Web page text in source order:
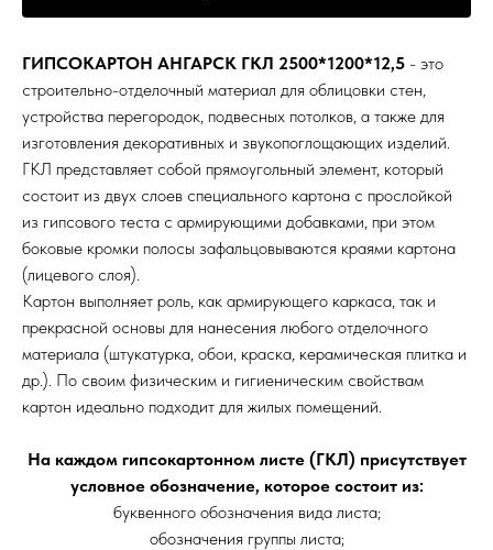
ГИПСОКАРТОН АНГАРСК ГКЛ 2500*1200*12,5 - это
строительно-отделочный материал для облицовки стен,
устройства перегородок, подвесных потолков, а также для
изготовления декоративных и звукопоглощающих изделий.
ГКЛ представляет собой прямоугольный элемент, который
состоит из двух слоев специального картона с прослойкой
из гипсового теста с армирующими добавками, при этом
боковые кромки полосы зафальцовываются краями картона
(лицевого слоя).
Картон выполняет роль, как армирующего каркаса, так и
прекрасной основы для нанесения любого отделочного
материала (штукатурка, обои, краска, керамическая плитка и
др.). По своим физическим и гигиеническим свойствам
картон идеально подходит для жилых помещений.
На каждом гипсокартонном листе (ГКЛ) присутствует
условное обозначение, которое состоит из:
буквенного обозначения вида листа;
обозначения группы листа;